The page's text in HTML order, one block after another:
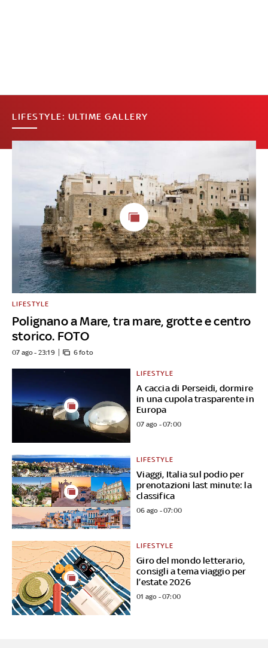
LIFESTYLE: ULTIME GALLERY
Polignano a Mare, tra mare, grotte e centro
storico. FOTO
LIFESTYLE
07 ago - 23:19 6 foto
A caccia di Perseidi, dormire
in una cupola trasparente in
Europa
LIFESTYLE
07 ago - 07:00
Viaggi, Italia sul podio per
prenotazioni last minute: la
classifica
LIFESTYLE
06 ago - 07:00
Giro del mondo letterario,
consigli a tema viaggio per
l’estate 2026
LIFESTYLE
01 ago - 07:00